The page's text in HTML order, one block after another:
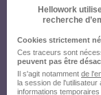
Hellowork
recherche
Cookies strictement
Ces traceurs sont
peuvent pas être
Il s'agit notamment de
la session de
informations